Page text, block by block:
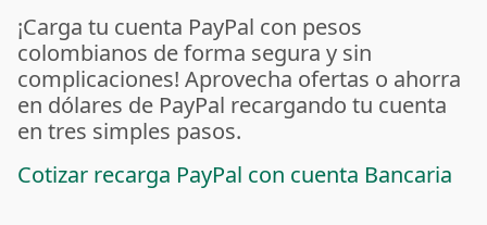
¡Carga tu cuenta PayPal con pesos
colombianos de forma segura y sin
complicaciones! Aprovecha ofertas o ahorra
en dólares de PayPal recargando tu cuenta
en tres simples pasos.
Cotizar recarga PayPal con cuenta Bancaria